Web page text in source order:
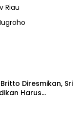
Riau
Diresmikan, Sri
Harus